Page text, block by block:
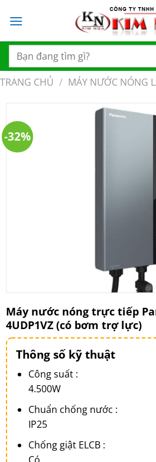
đến
dung
Tìm
kiếm:
TRANG CHỦ / MÁY NƯỚC NÓNG
-32%
Máy nước nóng trực tiếp
4UDP1VZ (có bơm trợ lực)
Thông số kỹ thuật
Công suất :
4.500W
Chuẩn chống nước :
IP25
Chống giật ELCB :
Có